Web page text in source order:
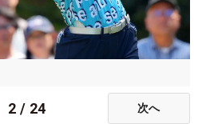
2 / 24 次へ